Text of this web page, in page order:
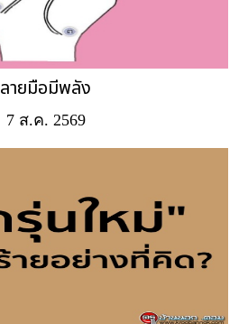
ลายมือมีพลัง
7 ส.ค. 2569